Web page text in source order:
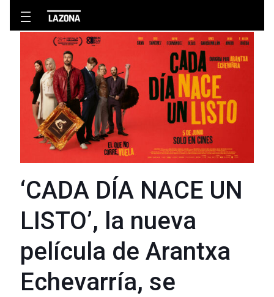
‘CADA DÍA NACE UN
LISTO’, la nueva
película de Arantxa
Echevarría, se